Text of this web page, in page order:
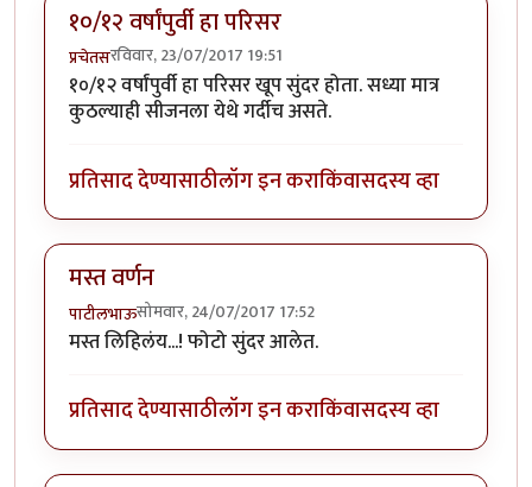
१०/१२ वर्षांपुर्वी हा परिसर
प्रचेतसरविवार, 23/07/2017 19:51
१०/१२ वर्षांपुर्वी हा परिसर खूप सुंदर होता. सध्या मात्र
कुठल्याही सीजनला येथे गर्दीच असते.
प्रतिसाद देण्यासाठीलॉग इन कराकिंवासदस्य व्हा
मस्त वर्णन
पाटीलभाऊसोमवार, 24/07/2017 17:52
मस्त लिहिलंय...! फोटो सुंदर आलेत.
प्रतिसाद देण्यासाठीलॉग इन कराकिंवासदस्य व्हा